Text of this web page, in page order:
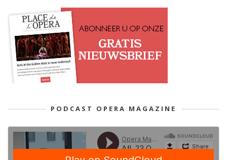
PODCAST OPERA MAGAZINE